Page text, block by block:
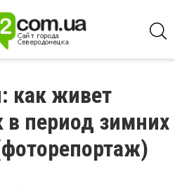
как живет
в период зимних